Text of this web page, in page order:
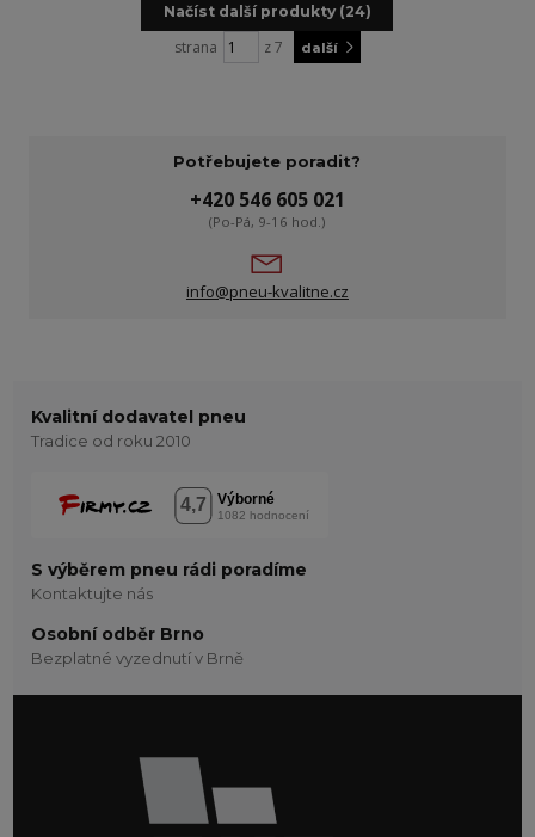
Načíst další produkty (24)
strana z 7 další
Potřebujete poradit?
+420 546 605 021
(Po-Pá, 9-16 hod.)
info@pneu-kvalitne.cz
Kvalitní dodavatel pneu
Tradice od roku 2010
S výběrem pneu rádi poradíme
Kontaktujte nás
Osobní odběr Brno
Bezplatné vyzednutí v Brně